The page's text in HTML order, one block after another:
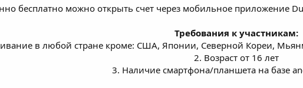
бесплатно можно открыть счет через мобильное приложение
Требования к участникам:
в любой стране кроме: США, Японии, Северной Кореи,
2. Возраст от 16 лет
3. Наличие смартфона/планшета на базе